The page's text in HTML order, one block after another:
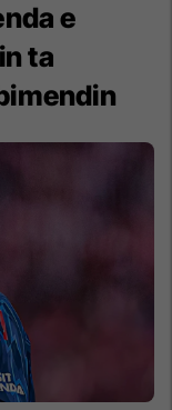
e
ta